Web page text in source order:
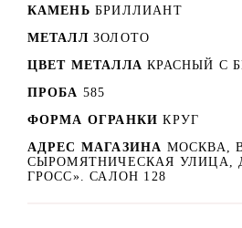
КАМЕНЬ БРИЛЛИАНТ
МЕТАЛЛ ЗОЛОТО
ЦВЕТ МЕТАЛЛА КРАСНЫЙ C
ПРОБА 585
ФОРМА ОГРАНКИ КРУГ
АДРЕС МАГАЗИНА МОСКВА,
СЫРОМЯТНИЧЕСКАЯ УЛИЦА,
ГРОСС». САЛОН 128